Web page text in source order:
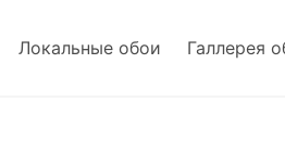
Локальные обои Галлерея